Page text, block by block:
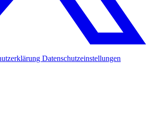
Datenschutzeinstellungen